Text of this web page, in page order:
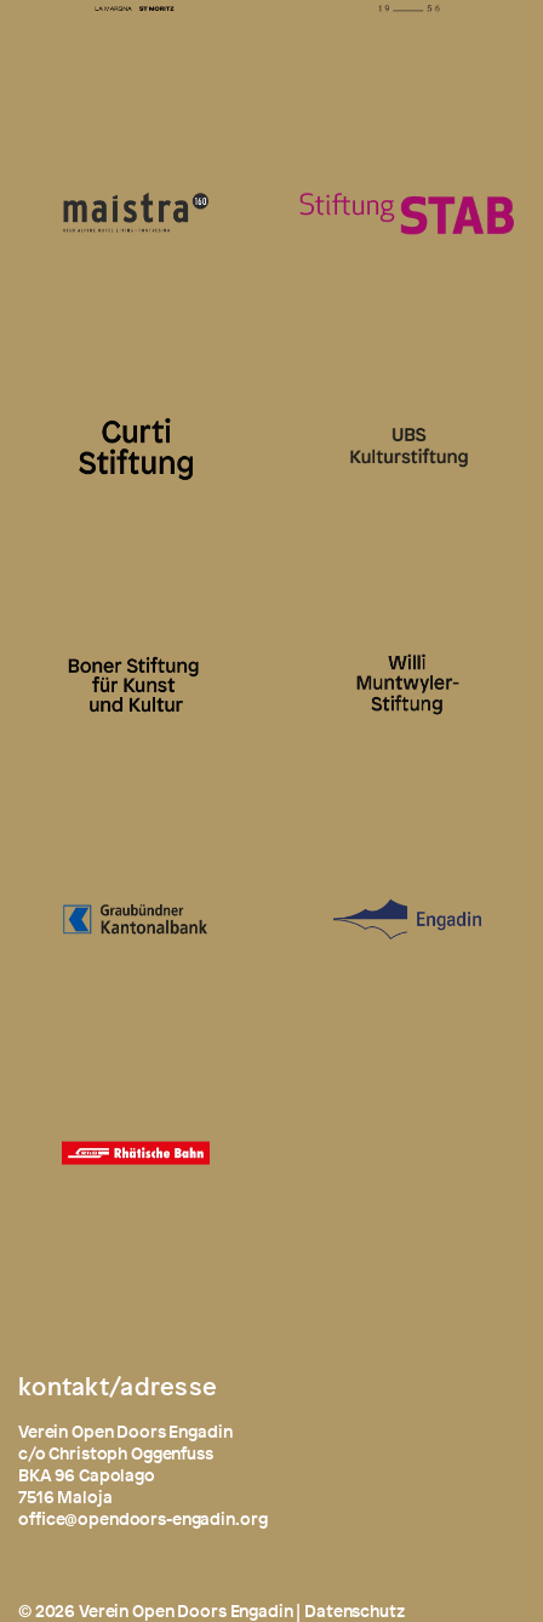
kontakt/adresse
Verein Open Doors Engadin
c/o Christoph Oggenfuss
BKA 96 Capolago
7516 Maloja
office@opendoors-engadin.org
© 2026 Verein Open Doors Engadin | Datenschutz